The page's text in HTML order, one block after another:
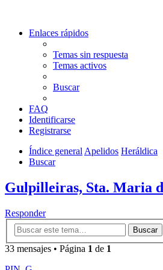
Enlaces rápidos
Temas sin respuesta
Temas activos
Buscar
FAQ
Identificarse
Registrarse
Índice generalApelidos Heráldica
Buscar
Gulpilleiras, Sta. Maria
Responder
Buscar
33 mensajes • Página 1 de 1